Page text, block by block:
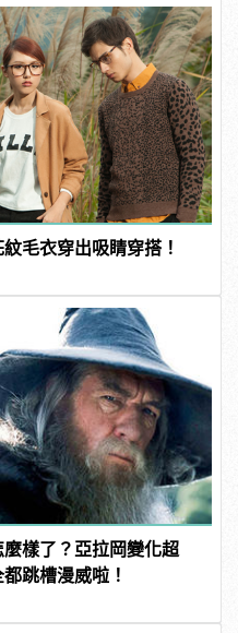
毛衣穿出吸睛穿搭！
樣了？亞拉岡變化超
跳槽漫威啦！